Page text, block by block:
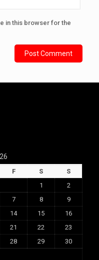
in this browser for the
F S
S
1
2
7 8
9
14 15
16
21 22
23
28 29
30